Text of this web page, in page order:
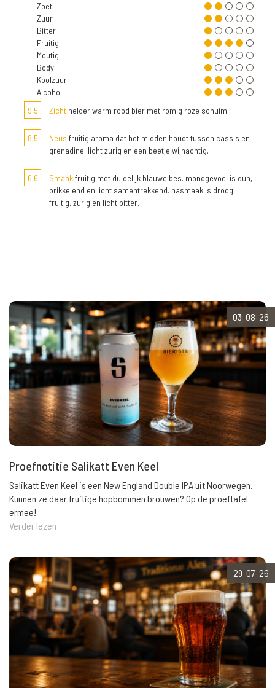
Zoet
Zuur
Bitter
Fruitig
Moutig
Body
Koolzuur
Alcohol
9,5
Zicht helder warm rood bier met romig roze schuim.
8,5 Neus fruitig aroma dat het midden houdt tussen cassis en
grenadine. licht zurig en een beetje wijnachtig.
6,6 Smaakfruitig met duidelijk blauwe bes. mondgevoel is dun,
prikkelend en licht samentrekkend. nasmaak is droog
fruitig, zurig en licht bitter.
03-08-26
Proefnotitie Salikatt Even Keel
Salikatt Even Keel is een New England Double IPA uit Noorwegen.
Kunnen ze daar fruitige hopbommen brouwen? Op de proeftafel
ermee!
Verder lezen
29-07-26